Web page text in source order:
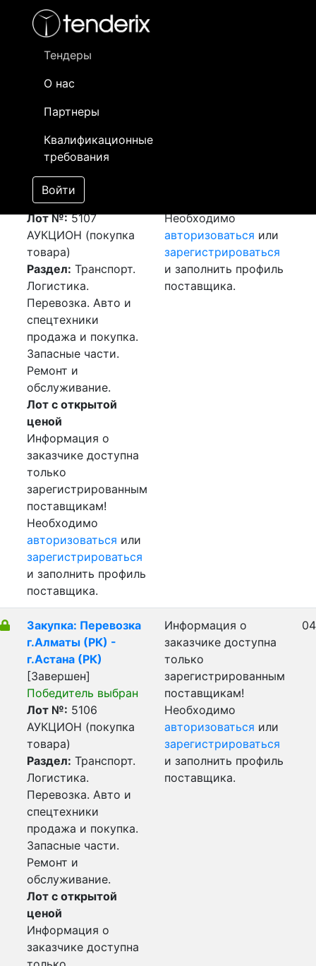
Тендеры
О нас
Партнеры
Квалификационные
требования
Войти
- активный лот
- сохраненный лот (не опубликован)
Закупка: Перевозка
г.Кентау (РК) -
г.Павлодар (РК)
[Завершен]
Победитель выбран
Лот №:5107
АУКЦИОН (покупка
товара)
Раздел: Транспорт.
Логистика.
Перевозка. Авто и
спецтехники
продажа и покупка.
Запасные части.
Ремонт и
обслуживание.
Лот с открытой
ценой
Информация о
заказчике доступна
только
зарегистрированным
поставщикам!
Необходимо
авторизоваться или
зарегистрироваться
и заполнить профиль
поставщика.
Необходимо
авторизоваться или
зарегистрироваться
и заполнить профиль
поставщика.
Закупка: Перевозка
г.Алматы (РК) -
г.Астана (РК)
[Завершен]
Победитель выбран
Лот №: 5106
АУКЦИОН (покупка
товара)
Раздел: Транспорт.
Логистика.
Перевозка. Авто и
спецтехники
продажа и покупка.
Запасные части.
Ремонт и
обслуживание.
Лот с открытой
ценой
Информация о
заказчике доступна
Информация о
заказчике доступна
только
зарегистрированным
поставщикам!
Необходимо
авторизоваться или
зарегистрироваться
и заполнить профиль
поставщика.